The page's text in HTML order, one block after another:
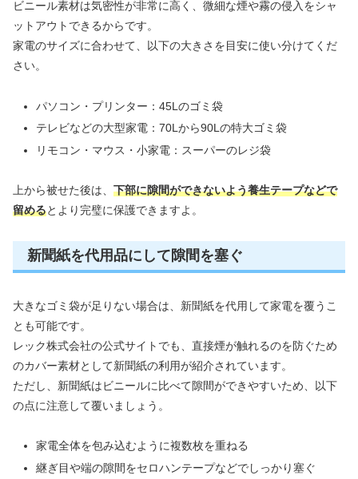
ビニール素材は気密性が非常に高く、微細な煙や霧の侵入をシャ
ットアウトできるからです。
家電のサイズに合わせて、以下の大きさを目安に使い分けてくだ
さい。
パソコン・プリンター：45Lのゴミ袋
テレビなどの大型家電：70Lから90Lの特大ゴミ袋
リモコン・マウス・小家電：スーパーのレジ袋
上から被せた後は、 下部に隙間ができないよう養生テープなどで
留めるとより完璧に保護できますよ。
新聞紙を代用品にして隙間を塞ぐ
大きなゴミ袋が足りない場合は、新聞紙を代用して家電を覆うこ
とも可能です。
レック株式会社の公式サイトでも、直接煙が触れるのを防ぐため
のカバー素材として新聞紙の利用が紹介されています。
ただし、新聞紙はビニールに比べて隙間ができやすいため、以下
の点に注意して覆いましょう。
家電全体を包み込むように複数枚を重ねる
継ぎ目や端の隙間をセロハンテープなどでしっかり塞ぐ